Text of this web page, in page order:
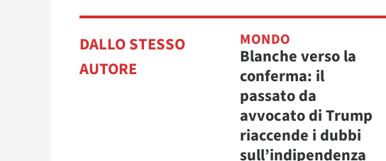
DALLO STESSO
AUTORE
MONDO
Blanche verso la
conferma: il
passato da
avvocato di Trump
riaccende i dubbi
sull’indipendenza